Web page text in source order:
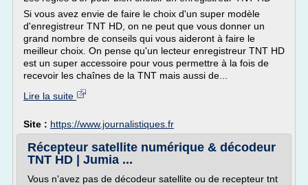
Si vous avez envie de faire le choix d'un super modèle
d'enregistreur TNT HD, on ne peut que vous donner un
grand nombre de conseils qui vous aideront à faire le
meilleur choix. On pense qu'un lecteur enregistreur TNT HD
est un super accessoire pour vous permettre à la fois de
recevoir les chaînes de la TNT mais aussi de...
Lire la suite
Site : https://www.journalistiques.fr
Récepteur satellite numérique & décodeur
TNT HD | Jumia ...
Vous n'avez pas de décodeur satellite ou de recepteur tnt